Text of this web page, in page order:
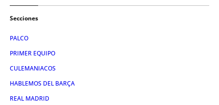
Secciones
PALCO
PRIMER EQUIPO
CULEMANIACOS
HABLEMOS DEL BARÇA
REAL MADRID